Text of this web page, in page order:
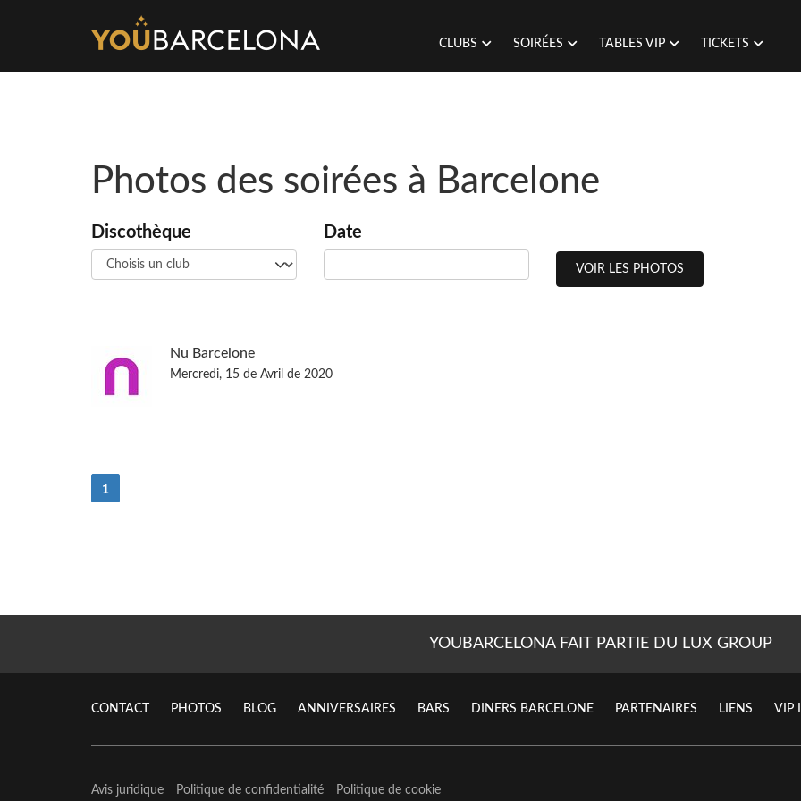
CLUBS SOIRÉES TABLES VIP TICKETS
Photos des soirées à Barcelone
Discothèque Date
VOIR LES PHOTOS
Nu Barcelone
Mercredi, 15 de Avril de 2020
1
YOUBARCELONA FAIT PARTIE DU LUX GROUP
CONTACT PHOTOS BLOG ANNIVERSAIRES BARS DINERS BARCELONE PARTENAIRES LIENS VIP
Avis juridique Politique de confidentialité Politique de cookie